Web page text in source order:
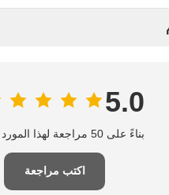
5.0
بناءً على 50 مراجعة لهذا المورد
اكتب مراجعة